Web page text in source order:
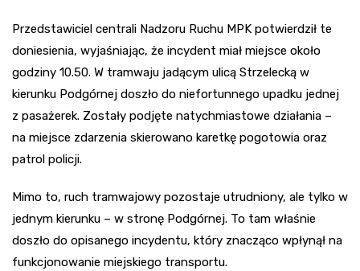
Przedstawiciel centrali Nadzoru Ruchu MPK potwierdził te
doniesienia, wyjaśniając, że incydent miał miejsce około
godziny 10.50. W tramwaju jadącym ulicą Strzelecką w
kierunku Podgórnej doszło do niefortunnego upadku jednej
z pasażerek. Zostały podjęte natychmiastowe działania –
na miejsce zdarzenia skierowano karetkę pogotowia oraz
patrol policji.
Mimo to, ruch tramwajowy pozostaje utrudniony, ale tylko w
jednym kierunku – w stronę Podgórnej. To tam właśnie
doszło do opisanego incydentu, który znacząco wpłynął na
funkcjonowanie miejskiego transportu.